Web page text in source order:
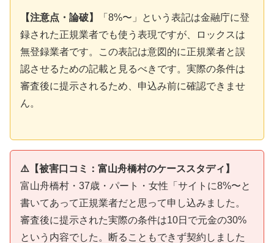
【注意点・論破】
「8%〜」という表記は金融庁に登
録された正規業者でも使う表現ですが、ロックスは
無登録業者です。この表記は意図的に正規業者と誤
認させるための記載と見るべきです。実際の条件は
審査後に提示されるため、申込み前に確認できませ
ん。
⚠️【被害口コミ：富山舟橋村のケーススタディ】
富山舟橋村・37歳・パート・女性「サイトに8%〜と
書いてあって正規業者だと思って申し込みました。
審査後に提示された実際の条件は10日で元金の30%
という内容でした。断ることもできず契約しました